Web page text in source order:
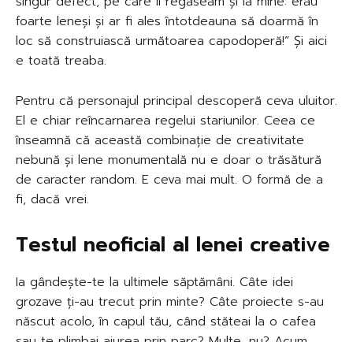
foarte leneși și ar fi ales întotdeauna să doarmă în
loc să construiască următoarea capodoperă!” Și aici
e toată treaba.
Pentru că personajul principal descoperă ceva uluitor.
El e chiar reîncarnarea regelui stariunilor. Ceea ce
înseamnă că această combinație de creativitate
nebună și lene monumentală nu e doar o trăsătură
de caracter random. E ceva mai mult. O formă de a
fi, dacă vrei.
Testul neoficial al lenei creative
Ia gândește-te la ultimele săptămâni. Câte idei
grozave ți-au trecut prin minte? Câte proiecte s-au
născut acolo, în capul tău, când stăteai la o cafea